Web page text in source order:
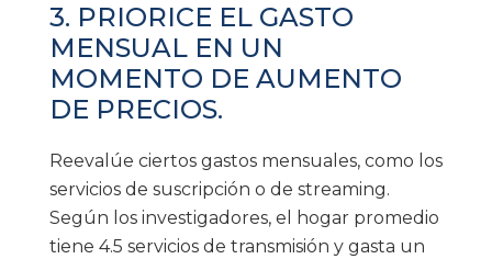
3. PRIORICE EL GASTO
MENSUAL EN UN
MOMENTO DE AUMENTO
DE PRECIOS.
Reevalúe ciertos gastos mensuales, como los
servicios de suscripción o de streaming.
Según los investigadores, el hogar promedio
tiene 4.5 servicios de transmisión y gasta un